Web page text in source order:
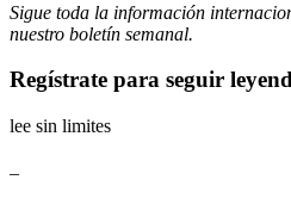
Sigue toda la información
nuestro boletín semanal.
Regístrate para seguir
lee sin limites